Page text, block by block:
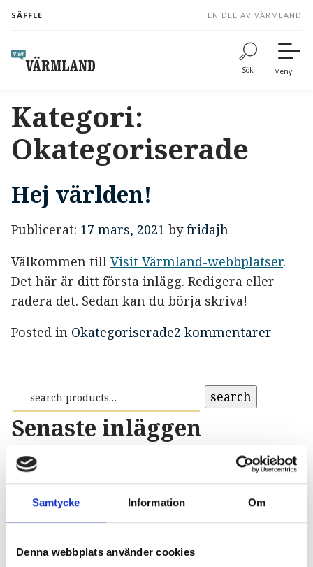
Samtycke Information Om
Denna webbplats använder cookies
content
SÄFFLE EN DEL AV VÄRMLAND
Sök Meny
Kategori:
Okategoriserade
Hej världen!
Publicerat: 17 mars, 2021 byfridajh
Välkommen till Visit Värmland-webbplatser.
Det här är ditt första inlägg. Redigera eller
radera det. Sedan kan du börja skriva!
Posted in Okategoriserade2 kommentarer
search
Senaste inläggen
Senaste kommentarer
En kommentarsförfattare